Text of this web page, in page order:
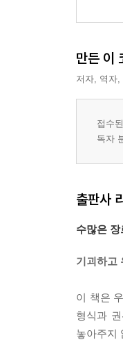
만든 이
저자, 역자,
접수
독자
출판사
수많은 장
기괴하고
이 책은
형식과
놓아주지